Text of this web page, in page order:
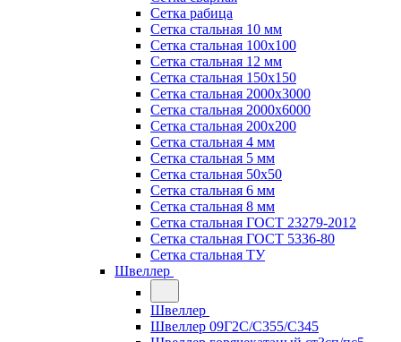
Сетка рабица
Сетка стальная 10 мм
Сетка стальная 100х100
Сетка стальная 12 мм
Сетка стальная 150х150
Сетка стальная 2000х3000
Сетка стальная 2000х6000
Сетка стальная 200х200
Сетка стальная 4 мм
Сетка стальная 5 мм
Сетка стальная 50х50
Сетка стальная 6 мм
Сетка стальная 8 мм
Сетка стальная ГОСТ 23279-2012
Сетка стальная ГОСТ 5336-80
Сетка стальная ТУ
Швеллер
Швеллер
Швеллер 09Г2С/С355/С345